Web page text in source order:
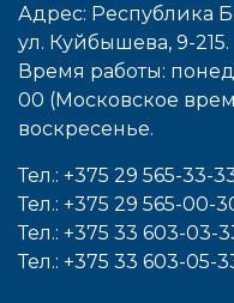
Адрес: Республика
ул. Куйбышева, 9-215.
Время работы:
00 (Московское
воcкресенье.
Тел.: +375 29 565-33-
Тел.: +375 29 565-00-
Тел.: +375 33 603-03-
Тел.: +375 33 603-05-